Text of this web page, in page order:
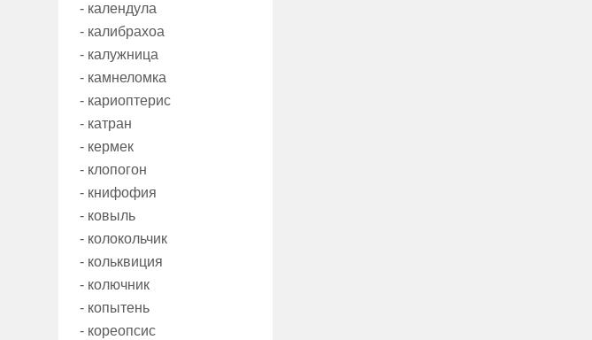
- календула
- калибрахоа
- калужница
- камнеломка
- кариоптерис
- катран
- кермек
- клопогон
- книфофия
- ковыль
- колокольчик
- кольквиция
- колючник
- копытень
- кореопсис